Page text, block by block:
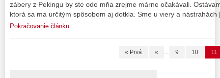
zábery z Pekingu by ste odo mňa zrejme márne očakávali.
ktorá sa ma určitým spôsobom aj dotkla. Sme u viery a
Pokračovanie článku
« Prvá « ... 9 10 11